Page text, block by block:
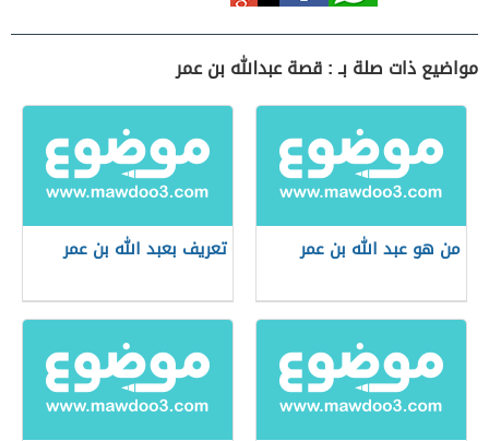
مواضيع ذات صلة بـ : قصة عبدالله بن عمر
من هو عبد الله بن عمر تعريف بعبد الله بن عمر